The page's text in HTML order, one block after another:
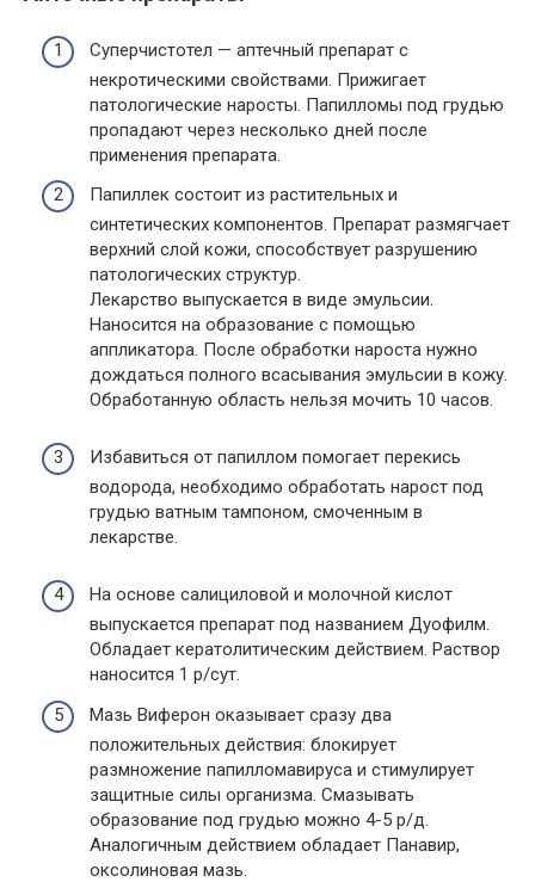
Суперчистотел — аптечный препарат с
некротическими свойствами. Прижигает
патологические наросты. Папилломы под грудью
пропадают через несколько дней после
применения препарата.
Папиллек состоит из растительных и
синтетических компонентов. Препарат размягчает
верхний слой кожи, способствует разрушению
патологических структур.
Лекарство выпускается в виде эмульсии.
Наносится на образование с помощью
аппликатора. После обработки нароста нужно
дождаться полного всасывания эмульсии в кожу.
Обработанную область нельзя мочить 10 часов.
Избавиться от папиллом помогает перекись
водорода, необходимо обработать нарост под
грудью ватным тампоном, смоченным в
лекарстве.
На основе салициловой и молочной кислот
выпускается препарат под названием Дуофилм.
Обладает кератолитическим действием. Раствор
наносится 1 р/сут.
Мазь Виферон оказывает сразу два
положительных действия: блокирует
размножение папилломавируса и стимулирует
защитные силы организма. Смазывать
образование под грудью можно 4-5 р/д.
Аналогичным действием обладает Панавир,
оксолиновая мазь.